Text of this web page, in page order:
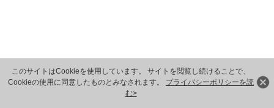
このサイトはCookieを使用しています。 サイトを閲覧し続けることで、
Cookieの使用に同意したものとみなされます。 プライバシーポリシーを読
む>